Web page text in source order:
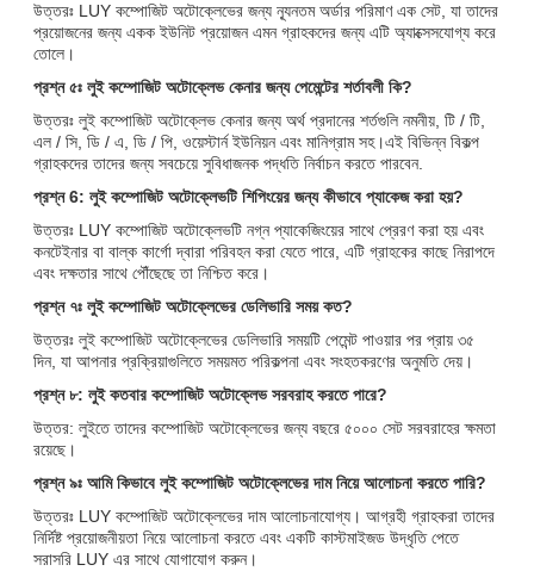
উত্তরঃ LUY কম্পোজিট অটোক্লেভের জন্য ন্যূনতম অর্ডার পরিমাণ এক সেট, যা তাদের
প্রয়োজনের জন্য একক ইউনিট প্রয়োজন এমন গ্রাহকদের জন্য এটি অ্যাক্সেসযোগ্য করে
তোলে।
প্রশ্ন ৫ঃ লুই কম্পোজিট অটোক্লেভ কেনার জন্য পেমেন্টের শর্তাবলী কি?
উত্তরঃ লুই কম্পোজিট অটোক্লেভ কেনার জন্য অর্থ প্রদানের শর্তগুলি নমনীয়, টি / টি,
এল / সি, ডি / এ, ডি / পি, ওয়েস্টার্ন ইউনিয়ন এবং মানিগ্রাম সহ।এই বিভিন্ন বিকল্প
গ্রাহকদের তাদের জন্য সবচেয়ে সুবিধাজনক পদ্ধতি নির্বাচন করতে পারবেন.
প্রশ্ন 6: লুই কম্পোজিট অটোক্লেভটি শিপিংয়ের জন্য কীভাবে প্যাকেজ করা হয়?
উত্তরঃ LUY কম্পোজিট অটোক্লেভটি নগ্ন প্যাকেজিংয়ের সাথে প্রেরণ করা হয় এবং
কনটেইনার বা বাল্ক কার্গো দ্বারা পরিবহন করা যেতে পারে, এটি গ্রাহকের কাছে নিরাপদে
এবং দক্ষতার সাথে পৌঁছেছে তা নিশ্চিত করে।
প্রশ্ন ৭ঃ লুই কম্পোজিট অটোক্লেভের ডেলিভারি সময় কত?
উত্তরঃ লুই কম্পোজিট অটোক্লেভের ডেলিভারি সময়টি পেমেন্ট পাওয়ার পর প্রায় ৩৫
দিন, যা আপনার প্রক্রিয়াগুলিতে সময়মত পরিকল্পনা এবং সংহতকরণের অনুমতি দেয়।
প্রশ্ন ৮: লুই কতবার কম্পোজিট অটোক্লেভ সরবরাহ করতে পারে?
উত্তর: লুইতে তাদের কম্পোজিট অটোক্লেভের জন্য বছরে ৫০০০ সেট সরবরাহের ক্ষমতা
রয়েছে।
প্রশ্ন ৯ঃ আমি কিভাবে লুই কম্পোজিট অটোক্লেভের দাম নিয়ে আলোচনা করতে পারি?
উত্তরঃ LUY কম্পোজিট অটোক্লেভের দাম আলোচনাযোগ্য। আগ্রহী গ্রাহকরা তাদের
নির্দিষ্ট প্রয়োজনীয়তা নিয়ে আলোচনা করতে এবং একটি কাস্টমাইজড উদ্ধৃতি পেতে
সরাসরি LUY এর সাথে যোগাযোগ করুন।